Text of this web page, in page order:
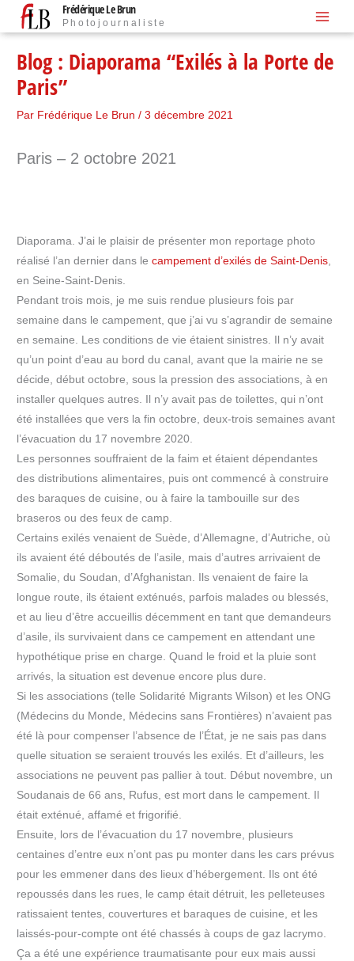
Frédérique Le Brun
Photojournaliste
Blog : Diaporama “Exilés à la Porte de
Paris”
Par Frédérique Le Brun/3 décembre 2021
Paris – 2 octobre 2021
Diaporama. J’ai le plaisir de présenter mon reportage photo
réalisé l’an dernier dans lecampement d’exilés de Saint-Denis
en Seine-Saint-Denis.
Pendant trois mois, je me suis rendue plusieurs fois par
semaine dans le campement, que j’ai vu s’agrandir de semaine
en semaine. Les conditions de vie étaient sinistres. Il n’y avait
qu’un point d’eau au bord du canal, avant que la mairie ne se
décide, début octobre, sous la pression des associations, à en
installer quelques autres. Il n’y avait pas de toilettes, qui n’ont
été installées que vers la fin octobre, deux-trois semaines avant
l’évacuation du 17 novembre 2020.
Les personnes souffraient de la faim et étaient dépendantes
des distributions alimentaires, puis ont commencé à construire
des baraques de cuisine, ou à faire la tambouille sur des
braseros ou des feux de camp.
Certains exilés venaient de Suède, d’Allemagne, d’Autriche, où
ils avaient été déboutés de l’asile, mais d’autres arrivaient de
Somalie, du Soudan, d’Afghanistan. Ils venaient de faire la
longue route, ils étaient exténués, parfois malades ou blessés,
et au lieu d’être accueillis décemment en tant que demandeurs
d’asile, ils survivaient dans ce campement en attendant une
hypothétique prise en charge. Quand le froid et la pluie sont
arrivés, la situation est devenue encore plus dure.
Si les associations (telle Solidarité Migrants Wilson) et les ONG
(Médecins du Monde, Médecins sans Frontières) n’avaient pas
été là pour compenser l’absence de l’État, je ne sais pas dans
quelle situation se seraient trouvés les exilés. Et d’ailleurs, les
associations ne peuvent pas pallier à tout. Début novembre, un
Soudanais de 66 ans, Rufus, est mort dans le campement. Il
était exténué, affamé et frigorifié.
Ensuite, lors de l’évacuation du 17 novembre, plusieurs
centaines d’entre eux n’ont pas pu monter dans les cars prévus
pour les emmener dans des lieux d’hébergement. Ils ont été
repoussés dans les rues, le camp était détruit, les pelleteuses
ratissaient tentes, couvertures et baraques de cuisine, et les
laissés-pour-compte ont été chassés à coups de gaz lacrymo.
Ça a été une expérience traumatisante pour eux mais aussi